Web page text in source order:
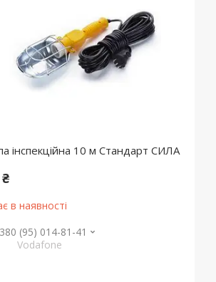
інспекційна 10 м Стандарт СИЛА
в наявності
(95) 014-81-41
Vodafone